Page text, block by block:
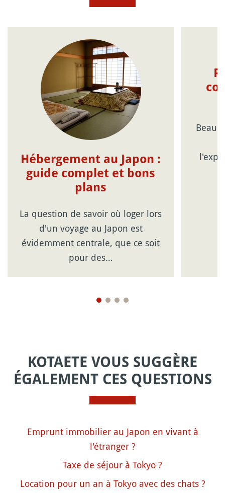
Hébergement au Japon :
guide complet et bons
plans
La question de savoir où loger lors
d'un voyage au Japon est
évidemment centrale, que ce soit
pour des…
KOTAETE VOUS SUGGÈRE
ÉGALEMENT CES QUESTIONS
Emprunt immobilier au Japon en vivant à
l'étranger ?
Taxe de séjour à Tokyo ?
Location pour un an à Tokyo avec des chats ?